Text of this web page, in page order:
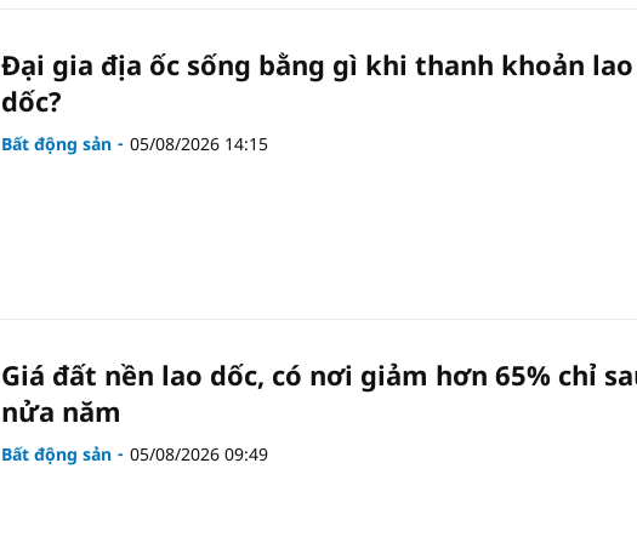
Đại gia địa ốc sống bằng gì khi thanh khoản lao
dốc?
Bất động sản 05/08/2026 14:15
Giá đất nền lao dốc, có nơi giảm hơn 65% chỉ
nửa năm
Bất động sản 05/08/2026 09:49